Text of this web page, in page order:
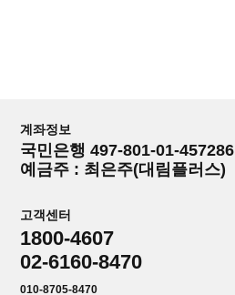
계좌정보
국민은행 497-801-01-457286
예금주 : 최은주(대림플러스)
고객센터
1800-4607
02-6160-8470
010-8705-8470